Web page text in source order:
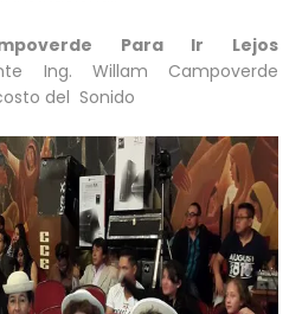
Para Ir Lejos
Ing. Willam Campoverde
del Sonido